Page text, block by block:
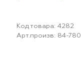
Код товара: 4282
Арт.произв: 84-780